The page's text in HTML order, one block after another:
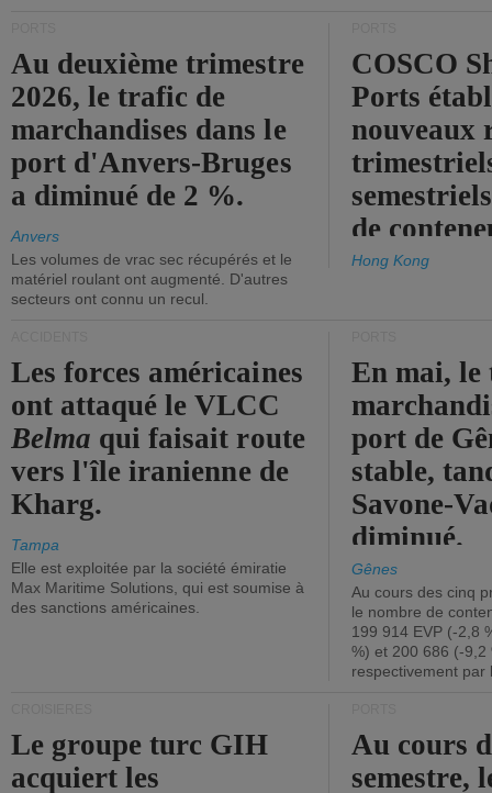
Au deuxième trimestre
2026, le trafic de
marchandises dans le
port d'Anvers-Bruges
a diminué de 2 %.
Anvers
Les volumes de vrac sec récupérés et le
matériel roulant ont augmenté. D'autres
secteurs ont connu un recul.
COSCO
Ports
nouveaux
de
Hong Kong
Les forces américaines
ont attaqué le VLCC
Belma qui faisait route
vers l'île iranienne de
Kharg.
Tampa
Elle est exploitée par la société émiratie
Max Maritime Solutions, qui est soumise à
des sanctions américaines.
En mai, le
port de
stable,
Savone-
diminué.
Gênes
Au cours des cinq
le nombre de
199 914 EVP (-2,8
%) et 200 686 (-9,2
respectivement par
Le groupe turc GIH
acquiert les
Au cours
semestre,